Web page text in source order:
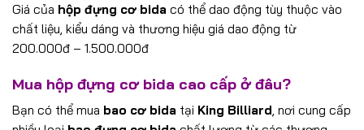
Giá của hộp đựng cơ bida có thể dao động tùy thuộc vào
chất liệu, kiểu dáng và thương hiệu giá dao động từ
200.000đ – 1.500.000đ
Mua hộp đựng cơ bida cao cấp ở đâu?
Bạn có thể mua bao cơ bida tại King Billiard , nơi cung cấp